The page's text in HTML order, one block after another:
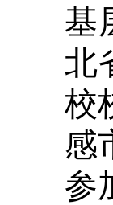
基
北
校
感
参